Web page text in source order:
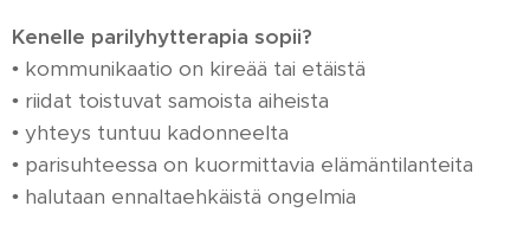
Kenelle parilyhytterapia sopii?
• kommunikaatio on kireää tai etäistä
• riidat toistuvat samoista aiheista
• yhteys tuntuu kadonneelta
• parisuhteessa on kuormittavia elämäntilanteita
• halutaan ennaltaehkäistä ongelmia